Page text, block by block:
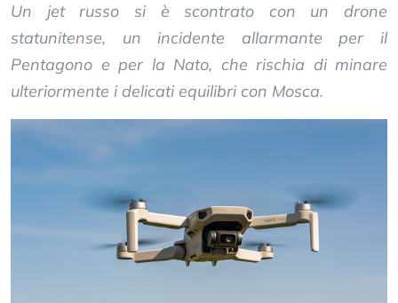
Un jet russo si è scontrato con un drone
statunitense, un incidente allarmante per il
Pentagono e per la Nato, che rischia di minare
ulteriormente i delicati equilibri con Mosca.